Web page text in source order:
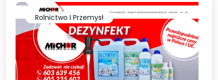
Rolnictwo I Przemysł